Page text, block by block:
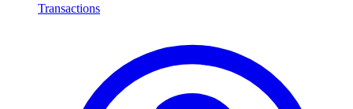
Transactions